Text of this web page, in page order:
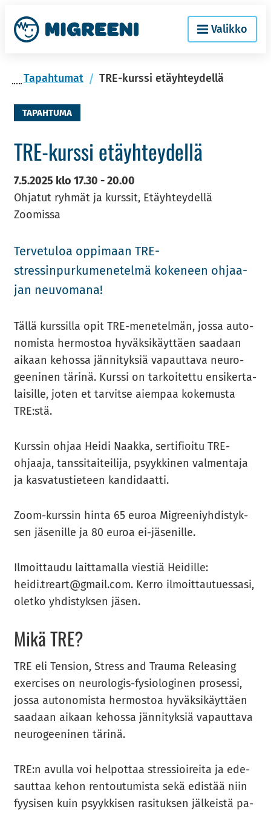
ry
si­
töön
Etusi­
vu
Valikko
Ta­pah­tu­mat TRE-kurssi etäyhteydellä
TAPAHTUMA
TRE-​kurssi etäyh­tey­del­lä
7.5.2025 klo 17.30 -20.00
Ohjatut ryhmät ja kurssit, Etäyhteydellä
Zoomissa
Ter­ve­tu­loa op­pi­maan TRE-​​​​​
stressinpurkumenetelmä ko­ke­neen oh­jaa­
jan neu­vo­ma­na!
Tällä kurs­sil­la opit TRE-​​​​​menetelmän, jossa au­to­
no­mis­ta her­mos­toa hy­väk­si­käyt­täen saa­daan
ai­kaan ke­hos­sa jän­ni­tyk­siä va­paut­ta­va neu­ro­
gee­ni­nen tä­ri­nä. Kurs­si on tar­koi­tet­tu en­si­ker­ta­
lai­sil­le, joten et tar­vit­se ai­em­paa ko­ke­mus­ta
TRE:stä.
Kurs­sin ohjaa Heidi Naak­ka, ser­ti­fioi­tu TRE-​​​
ohjaaja, tans­si­tai­tei­li­ja, psyyk­ki­nen val­men­ta­ja
ja kas­va­tus­tie­teen kan­di­daat­ti.
Zoom-​​​kurssin hinta 65 euroa Migree­niyh­dis­tyk­
sen jä­se­nil­le ja 80 euroa ei-​​​jäsenille.
Il­moit­tau­du lait­ta­mal­la vies­tiä Hei­dil­le:
heidi.treart@gmail.com. Kerro il­moit­tau­tues­sa­si,
olet­ko yh­dis­tyk­sen jäsen.
Mikä TRE?
TRE eli Ten­sion, Stress and Trau­ma Re­lea­sing
exercises on neurologis-​​​​​fysiologinen pro­ses­si,
jossa au­to­no­mis­ta her­mos­toa hy­väk­si­käyt­täen
saa­daan ai­kaan ke­hos­sa jän­ni­tyk­siä va­paut­ta­va
neu­ro­gee­ni­nen tä­ri­nä.
TRE:n avul­la voi hel­pot­taa stres­sioi­rei­ta ja ede­
saut­taa kehon ren­tou­tu­mis­ta sekä edis­tää niin
fyy­si­sen kuin psyyk­ki­sen ra­si­tuk­sen jäl­keis­tä pa­